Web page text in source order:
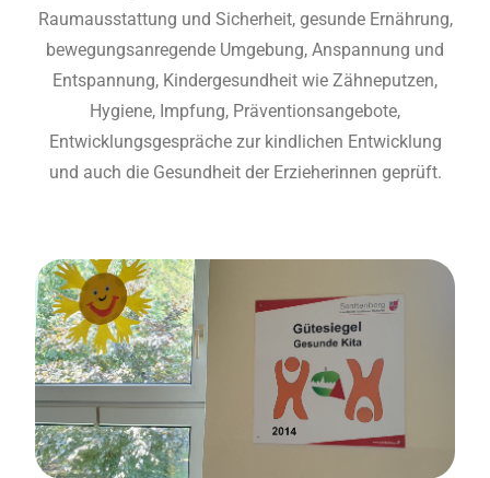
Raumausstattung und Sicherheit, gesunde Ernährung,
bewegungsanregende Umgebung, Anspannung und
Entspannung, Kindergesundheit wie Zähneputzen,
Hygiene, Impfung, Präventionsangebote,
Entwicklungsgespräche zur kindlichen Entwicklung
und auch die Gesundheit der Erzieherinnen geprüft.